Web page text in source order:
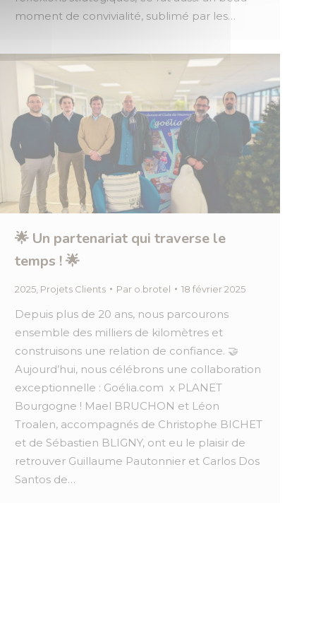
moment de convivialité, sublimé par les…
🌟 Un partenariat qui traverse le
temps ! 🌟
2025 Projets Clients Par o.brotel 18 février 2025
Depuis plus de 20 ans, nous parcourons
ensemble des milliers de kilomètres et
construisons une relation de confiance. 🤝
Aujourd’hui, nous célébrons une collaboration
exceptionnelle : Goélia.com x PLANET
Bourgogne ! Mael BRUCHON et Léon
Troalen, accompagnés de Christophe BICHET
et de Sébastien BLIGNY, ont eu le plaisir de
retrouver Guillaume Pautonnier et Carlos Dos
Santos de…